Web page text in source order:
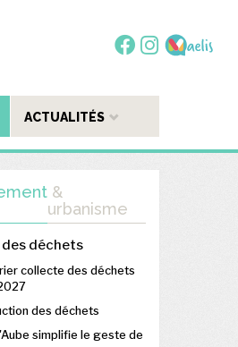
ACTUALITÉS
&
urbanisme
déchets
collecte des déchets
des déchets
simplifie le geste de